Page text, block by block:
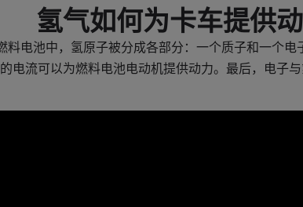
氢气如何为卡车提供动
电池中，氢原子被分成各部分：一个质子和一个
电流可以为燃料电池电动机提供动力。最后，电子